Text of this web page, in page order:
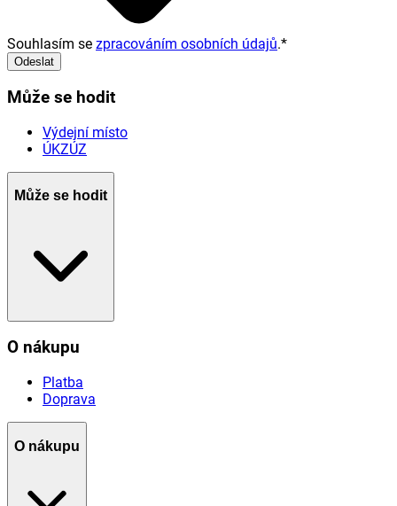
Souhlasím se zpracováním osobních údajů.*
Odeslat
Může se hodit
Výdejní místo
ÚKZÚZ
Může se hodit
O nákupu
Platba
Doprava
O nákupu